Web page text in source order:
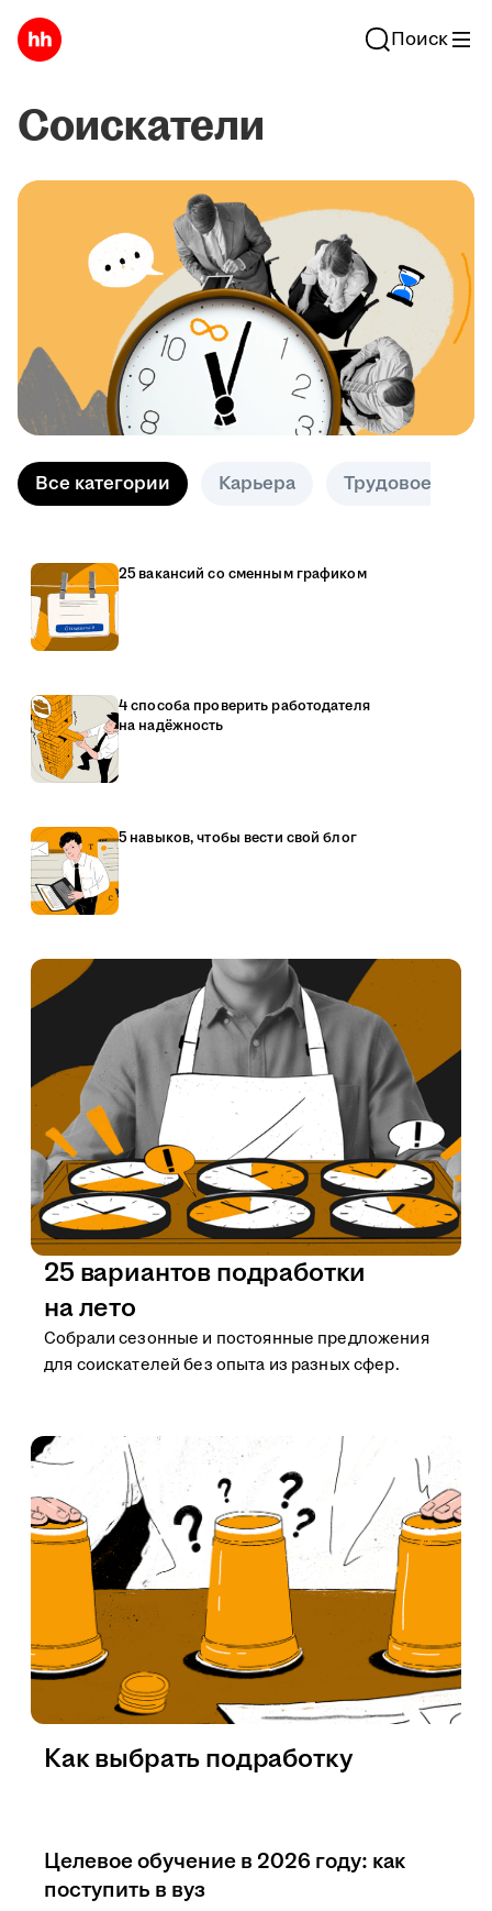
Поиск
Соискатели
Все категории Карьера Трудовое право
25 вакансий со сменным графиком
4 способа проверить работодателя
на надёжность
5 навыков, чтобы вести свой блог
25 вариантов подработки
на лето
Собрали сезонные и постоянные предложения
для соискателей без опыта из разных сфер.
Как выбрать подработку
Целевое обучение в 2026 году: как
поступить в вуз